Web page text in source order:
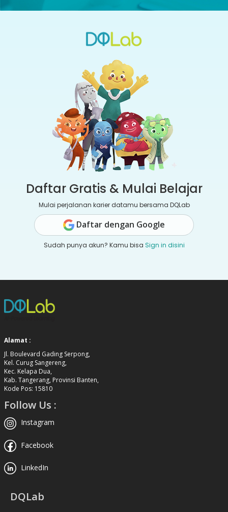
Daftar Gratis & Mulai Belajar
Mulai perjalanan karier datamu bersama DQLab
Daftar dengan Google
Sudah punya akun? Kamu bisa Sign in disini
Alamat :
Jl. Boulevard Gading Serpong,
Kel. Curug Sangereng,
Kec. Kelapa Dua,
Kab. Tangerang, Provinsi Banten,
Kode Pos: 15810
Follow Us :
Instagram
Facebook
LinkedIn
DQLab